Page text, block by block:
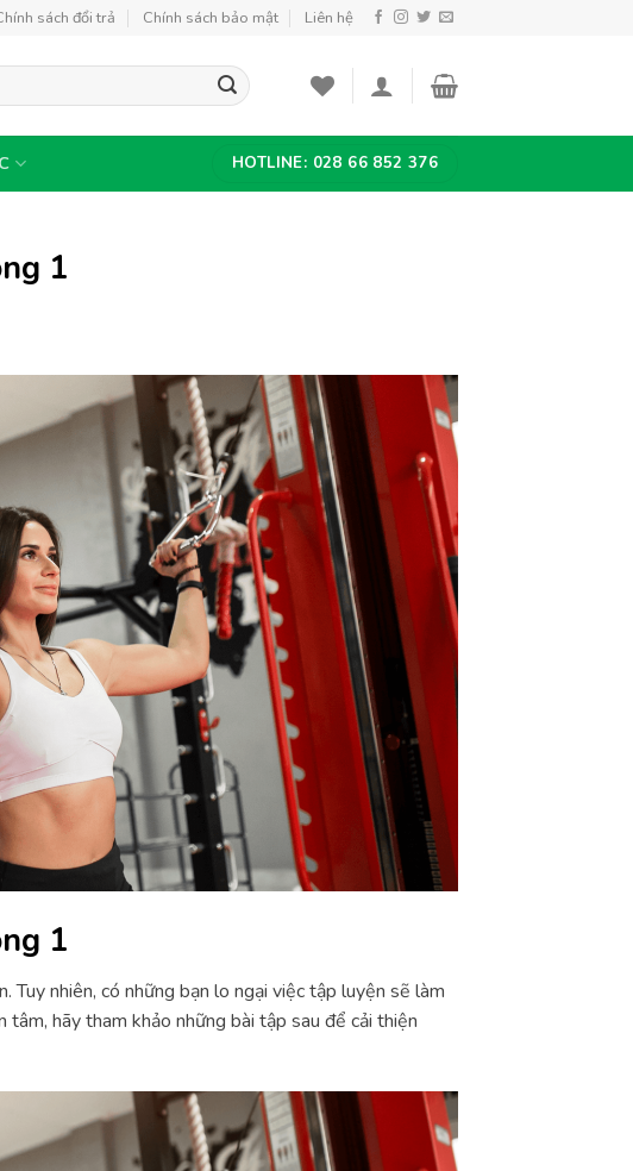
sách đổi trả Chính sách bảo mật Liên hệ
HOTLINE: 028 66 852 376
1
1
Tuy nhiên, có những bạn lo ngại việc tập luyện sẽ làm
hãy tham khảo những bài tập sau để cải thiện